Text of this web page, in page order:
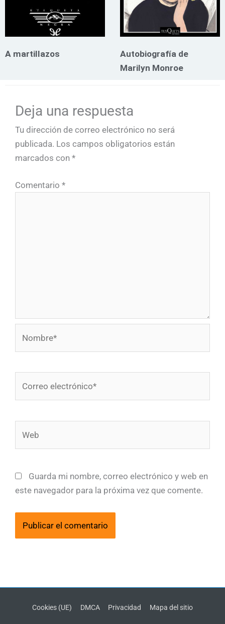
A martillazos
Autobiografía de
Marilyn Monroe
Deja una respuesta
Tu dirección de correo electrónico no será
publicada. Los campos obligatorios están
marcados con *
Comentario *
Guarda mi nombre, correo electrónico y web en
este navegador para la próxima vez que comente.
Cookies (UE) DMCA Privacidad Mapa del sitio